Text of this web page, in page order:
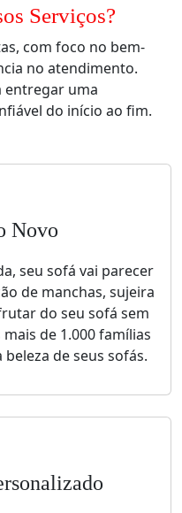
Serviços?
com foco no bem-
no atendimento.
entregar uma
do início ao fim.
Novo
seu sofá vai parecer
de manchas, sujeira
do seu sofá sem
de 1.000 famílias
de seus sofás.